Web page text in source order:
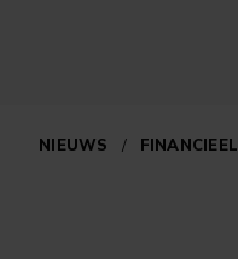
NIEUWS / FINANCIEEL